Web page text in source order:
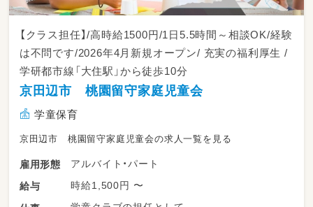
【クラス担任】/高時給1500円/1日5.5時間～相談OK/経験
は不問です/2026年4月新規オープン/ 充実の福利厚生 /
学研都市線「大住駅」から徒歩10分
京田辺市 桃園留守家庭児童会
学童保育
京田辺市 桃園留守家庭児童会の求人一覧を見る
雇用形態
アルバイト・パート
給与
時給1,500円 〜